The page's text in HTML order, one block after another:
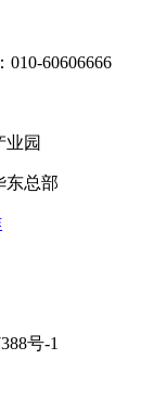
60606666
业园
东总部
号-1